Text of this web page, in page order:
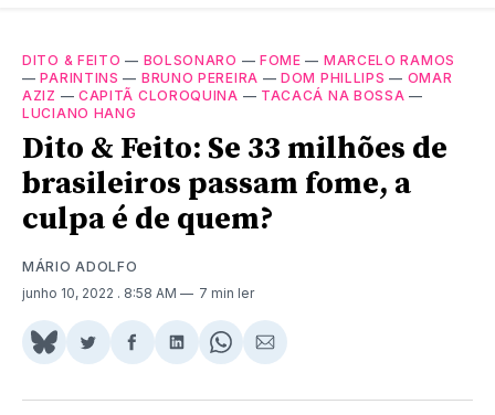
DITO & FEITO — BOLSONARO — FOME — MARCELO RAMOS
—PARINTINS — BRUNO PEREIRA —DOM PHILLIPS — OMAR
AZIZ — CAPITÃ CLOROQUINA — TACACÁ NA BOSSA —
LUCIANO HANG
Dito & Feito: Se 33 milhões de
brasileiros passam fome, a
culpa é de quem?
MÁRIO ADOLFO
junho 10, 2022 . 8:58 AM 7 min ler
Share
BlueSky
Compartilhar
Twitter
Compartilhar
Facebook
Compartilhar
LinkedIn
Share
WhatsApp
Compartilhar
Email